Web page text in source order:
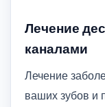
Лечение
каналами
Лечение
ваших зубов и